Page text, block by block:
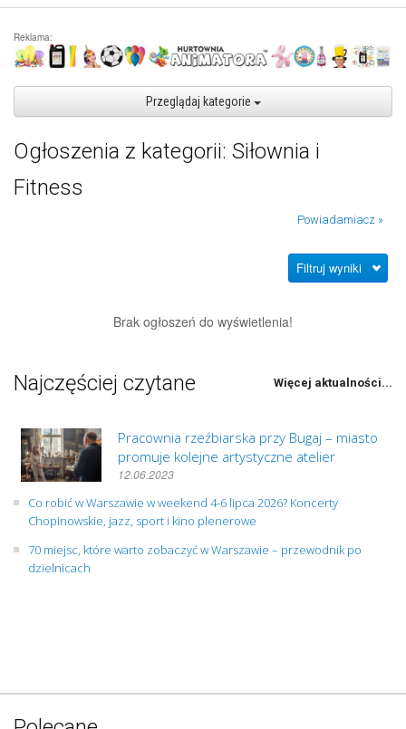
Reklama:
Przeglądaj kategorie
Ogłoszenia z kategorii: Siłownia i
Fitness
Powiadamiacz »
Filtruj wyniki
Brak ogłoszeń do wyświetlenia!
Najczęściej czytane Więcej aktualności...
Pracownia rzeźbiarska przy Bugaj – miasto
promuje kolejne artystyczne atelier
12.06.2023
Co robić w Warszawie w weekend 4-6 lipca 2026? Koncerty
Chopinowskie, jazz, sport i kino plenerowe
70 miejsc, które warto zobaczyć w Warszawie – przewodnik po
dzielnicach